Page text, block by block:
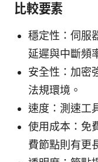
比較要素
穩定性：伺服
延遲與中斷頻
安全性：加密
法規環境。
速度：測速工
使用成本：免
費節點則有更